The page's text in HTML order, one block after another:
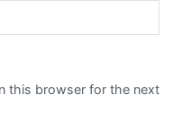
this browser for the next